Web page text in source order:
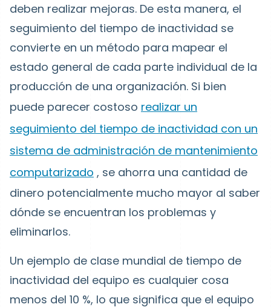
deben realizar mejoras. De esta manera, el
seguimiento del tiempo de inactividad se
convierte en un método para mapear el
estado general de cada parte individual de la
producción de una organización. Si bien
puede parecer costoso realizar un
seguimiento del tiempo de inactividad con un
sistema de administración de mantenimiento
computarizado , se ahorra una cantidad de
dinero potencialmente mucho mayor al saber
dónde se encuentran los problemas y
eliminarlos.
Un ejemplo de clase mundial de tiempo de
inactividad del equipo es cualquier cosa
menos del 10 %, lo que significa que el equipo